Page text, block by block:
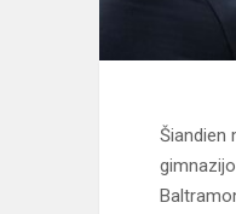
Šiandien